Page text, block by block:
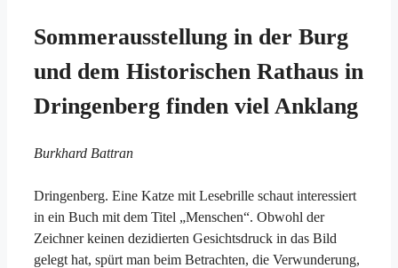
Sommerausstellung in der Burg
und dem Historischen Rathaus in
Dringenberg finden viel Anklang
Burkhard Battran
Dringenberg. Eine Katze mit Lesebrille schaut interessiert
in ein Buch mit dem Titel „Menschen“. Obwohl der
Zeichner keinen dezidierten Gesichtsdruck in das Bild
gelegt hat, spürt man beim Betrachten, die Verwunderung,